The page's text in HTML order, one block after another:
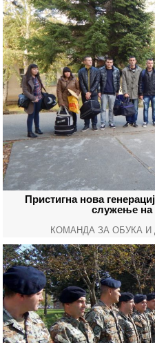
Пристигна нова
служење на
КОМАНДА ЗА ОБУКА И